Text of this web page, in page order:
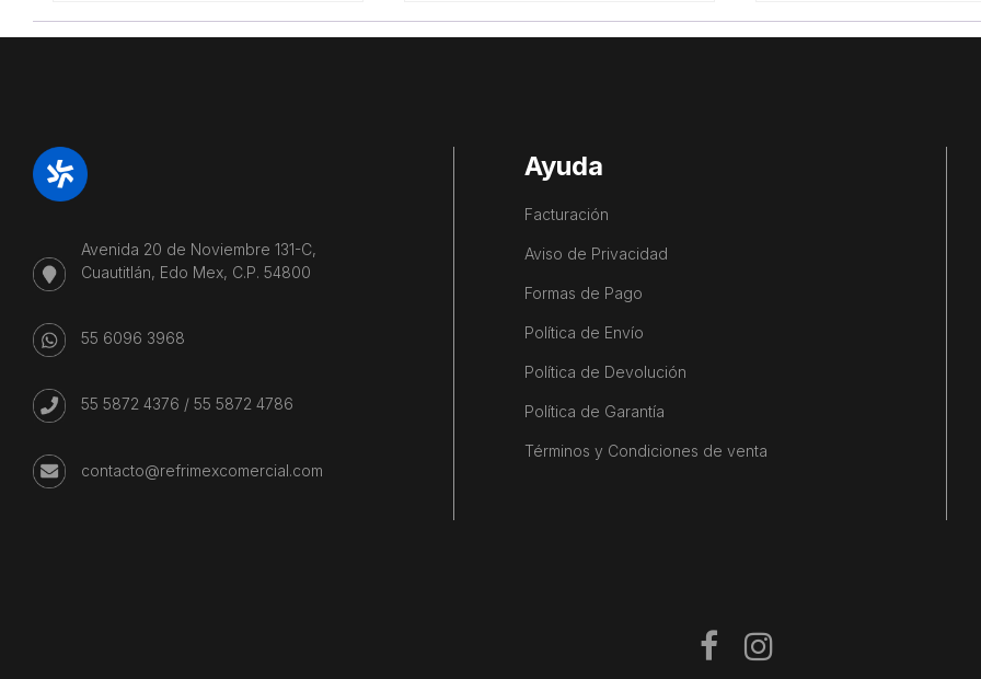
Avenida 20 de Noviembre 131-C,
Cuautitlán, Edo Mex, C.P. 54800
55 6096 3968
55 5872 4376 / 55 5872 4786
contacto@refrimexcomercial.com
Ayuda
Facturación
Aviso de Privacidad
Formas de Pago
Política de Envío
Política de Devolución
Política de Garantía
Términos y Condiciones de venta